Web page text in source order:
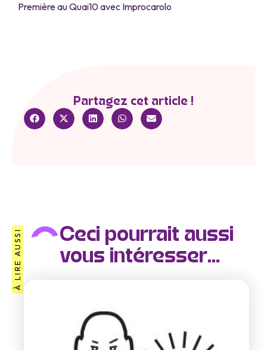
Première au Quai10 avec Improcarolo
Partagez cet article !
À LIRE AUSSI
Ceci pourrait aussi
vous intéresser...